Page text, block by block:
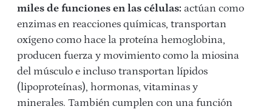
miles de funciones en las células: actúan como
enzimas en reacciones químicas, transportan
oxígeno como hace la proteína hemoglobina,
producen fuerza y movimiento como la miosina
del músculo e incluso transportan lípidos
(lipoproteínas), hormonas, vitaminas y
minerales. También cumplen con una función